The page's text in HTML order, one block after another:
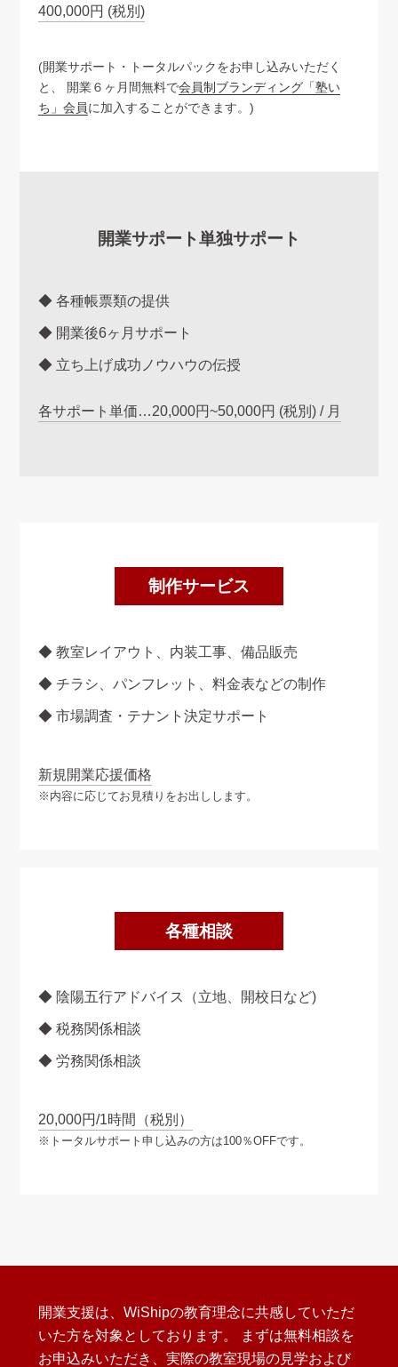
400,000円 (税別)
(開業サポート・トータルパックをお申し込みいただく
と、
開業６ヶ月間無料で会員制ブランディング「塾い
ち」会員に加入することができます。)
開業サポート単独サポート
◆ 各種帳票類の提供
◆ 開業後6ヶ月サポート
◆ 立ち上げ成功ノウハウの伝授
各サポート単価…20,000円~50,000円 (税別) / 月
制作サービス
◆ 教室レイアウト、内装工事、備品販売
◆ チラシ、パンフレット、料金表などの制作
◆ 市場調査・テナント決定サポート
新規開業応援価格
※内容に応じてお見積りをお出しします。
各種相談
◆ 陰陽五行アドバイス（立地、開校日など)
◆ 税務関係相談
◆ 労務関係相談
20,000円/1時間（税別）
※トータルサポート申し込みの方は100％OFFです。
開業支援は、WiShipの教育理念に共感していただ
いた方を対象としております。
まずは無料相談を
お申込みいただき、実際の教室現場の見学および